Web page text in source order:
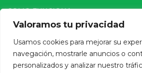
Valoramos tu privacidad
Usamos cookies para mejorar su
navegación, mostrarle anuncios o
personalizados y analizar nuestro
COMO FUNCIONA
CONDICIONES DE USO DE LA WEB
ENVÍOS Y PAGO SEGURO
CONDICIONES DE COMPRA ONLINE